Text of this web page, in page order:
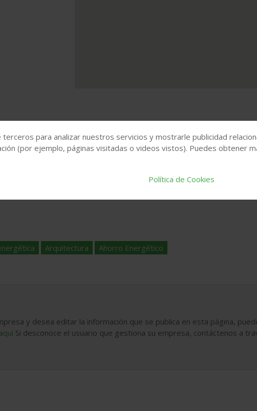
Arquitectura Ahorro Energético
y desea editar la información que se publica en esta página,
aquí Si desconoce el usuario que gestiona su empresa, contáctenos a
para analizar nuestros servicios y mostrarle publicidad
(por ejemplo, páginas visitadas o videos vistos). Puedes obtener
Política de Cookies